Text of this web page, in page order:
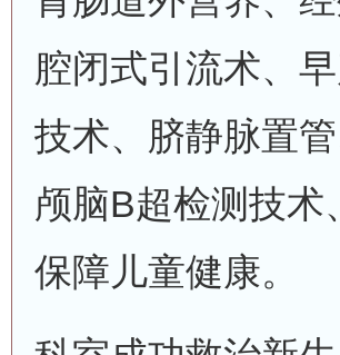
腔闭式引流术、
技术、脐静脉置
颅脑B超检测技
保障儿童健康。